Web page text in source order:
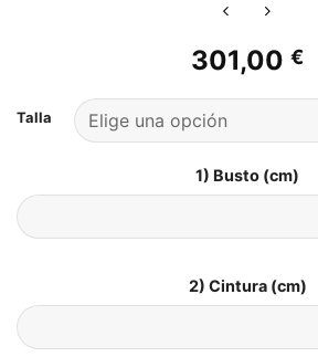
301,00 €
Talla
1) Busto (cm)
2) Cintura (cm)